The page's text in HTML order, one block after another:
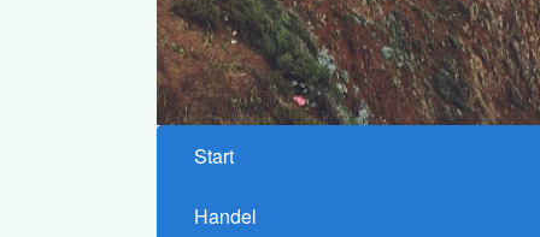
Start
Handel